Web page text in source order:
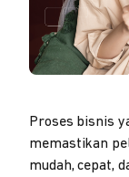
Proses bisnis
memastikan
mudah, cepat,